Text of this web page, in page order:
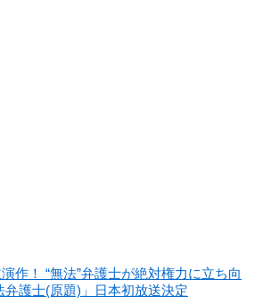
作！ “無法”弁護士が絶対権力に立ち向
護士(原題)」日本初放送決定